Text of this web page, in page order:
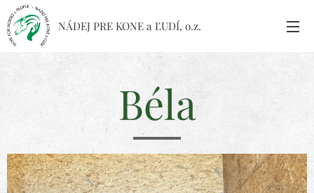
NÁDEJ PRE KONE a ĽUDÍ, o.z.
Béla